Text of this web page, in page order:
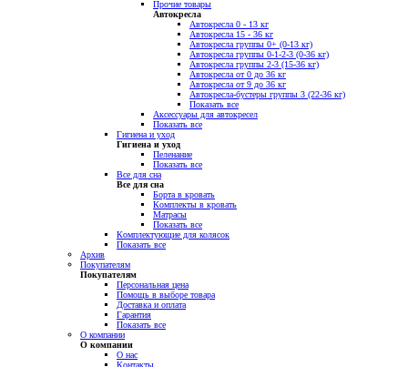
Прочие товары
Автокресла
Автокресла 0 - 13 кг
Автокресла 15 - 36 кг
Автокресла группы 0+ (0-13 кг)
Автокресла группы 0-1-2-3 (0-36 кг)
Автокресла группы 2-3 (15-36 кг)
Автокресла от 0 до 36 кг
Автокресла от 9 до 36 кг
Автокресла-бустеры группы 3 (22-36 кг)
Показать все
Аксессуары для автокресел
Показать все
Гигиена и уход
Гигиена и уход
Пеленание
Показать все
Все для сна
Все для сна
Борта в кровать
Комплекты в кровать
Матрасы
Показать все
Комплектующие для колясок
Показать все
Архив
Покупателям
Покупателям
Персональная цена
Помощь в выборе товара
Доставка и оплата
Гарантия
Показать все
О компании
О компании
О нас
Контакты